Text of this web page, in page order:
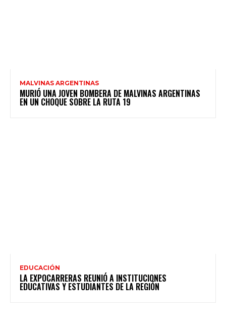
MALVINAS ARGENTINAS
MURIÓ UNA JOVEN BOMBERA DE MALVINAS ARGENTINAS
EN UN CHOQUE SOBRE LA RUTA 19
EDUCACIÓN
LA EXPOCARRERAS REUNIÓ A INSTITUCIONES
EDUCATIVAS Y ESTUDIANTES DE LA REGIÓN